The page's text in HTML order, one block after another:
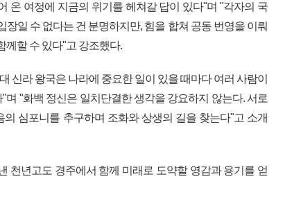
온 여정에 지금의 위기를 헤쳐갈 답이 있다"며 "각자의 국
일 수 없다는 건 분명하지만, 힘을 합쳐 공동 번영을 이뤄
께할 수 있다"고 강조했다.
신라 왕국은 나라에 중요한 일이 있을 때마다 여러 사람이
며 "화백 정신은 일치단결한 생각을 강요하지 않는다. 서로
심포니를 추구하며 조화와 상생의 길을 찾는다"고 소개
천년고도 경주에서 함께 미래로 도약할 영감과 용기를 얻